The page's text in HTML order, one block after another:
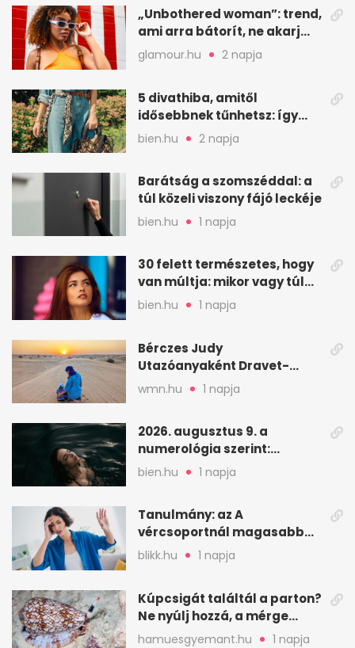
„Unbothered woman”: trend,
ami arra bátorít, ne akarj
mindenkinek megfelelni
glamour.hu 2 napja
5 divathiba, amitől
idősebbnek tűnhetsz: így
frissíts a megjelenéseden
bien.hu 2 napja
Barátság a szomszéddal: a
túl közeli viszony fájó leckéje
bien.hu 1 napja
30 felett természetes, hogy
van múltja: mikor vagy túl
válogatós?
bien.hu 1 napja
Bérczes Judy
Utazóanyaként Dravet-
szindrómás kislányával is
wmn.hu 1 napja
2026. augusztus 9. a
numerológia szerint:
lezárás, megbocsátás,
bien.hu 1 napja
Tanulmány: az A
vércsoportnál magasabb
lehet a sztrók kockázata
blikk.hu 1 napja
Kúpcsigát találtál a parton?
Ne nyúlj hozzá, a mérge
halálos is lehet
hamuesgyemant.hu 1 napja